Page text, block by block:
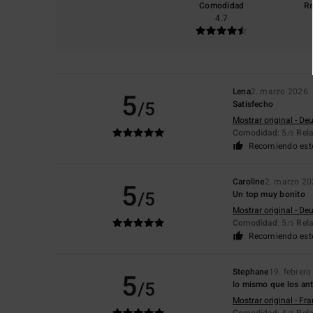
Comodidad
4.7
5/5
Lena2. marzo 2026
Satisfecho
Mostrar original -
Comodidad: 5 /5
Recomiendo
5/5
Caroline2. marzo
Un top muy bonito
Mostrar original -
Comodidad: 5 /5
Recomiendo
5/5
Stephane19.
lo mismo que los
Mostrar original -